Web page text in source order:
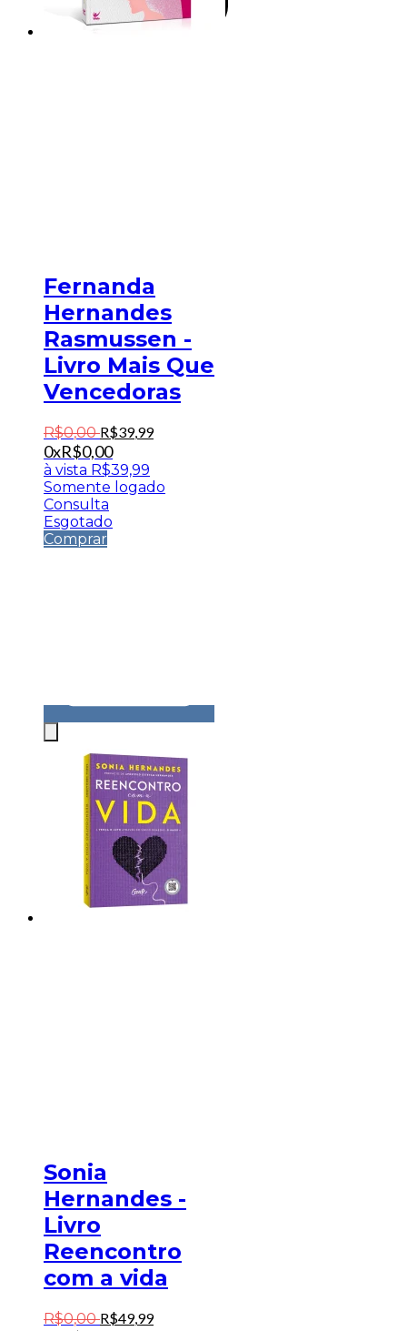
Fernanda
Hernandes
Rasmussen -
Livro Mais Que
Vencedoras
R$0,00 R$39,99
0xR$0,00
à vista R$39,99
Somente logado
Consulta
Esgotado
Comprar
Sonia
Hernandes -
Livro
Reencontro
com a vida
R$0,00 R$49,99